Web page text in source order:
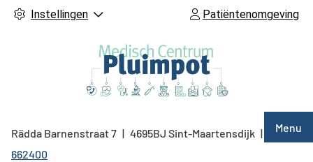
Instellingen Patiëntenomgeving
Menu
Rädda Barnenstraat7 4695BJ Sint-Maartensdijk
0166
662400